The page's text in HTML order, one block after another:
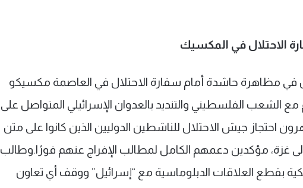
الاحتلال في المكسيك
مظاهرة حاشدة أمام سفارة الاحتلال في العاصمة مكسيكو
الشعب الفلسطيني والتنديد بالعدوان الإسرائيلي المتواصل على
احتجاز جيش الاحتلال للناشطين الدوليين الذين كانوا على متن
غزة، مؤكدين دعمهم الكامل لمطالب الإفراج عنهم فورًا.وطالب
بقطع العلاقات الدبلوماسية مع “إسرائيل” ووقف أي تعاون